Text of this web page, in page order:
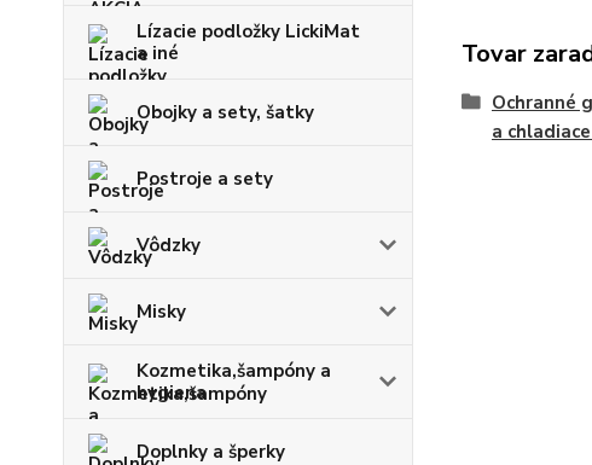
Lízacie podložky LickiMat
a iné
Obojky a sety, šatky
Postroje a sety
Vôdzky
Misky
Kozmetika,šampóny a
hygiena
Doplnky a šperky
Tovar
Ochranné
a